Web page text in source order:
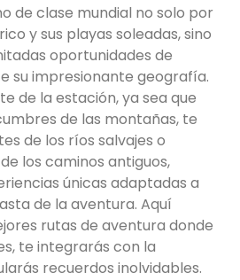
de clase mundial no solo por
y sus playas soleadas, sino
oportunidades de
su impresionante geografía.
de la estación, ya sea que
de las montañas, te
de los ríos salvajes o
los caminos antiguos,
únicas adaptadas a
de la aventura. Aquí
rutas de aventura donde
te integrarás con la
recuerdos inolvidables.